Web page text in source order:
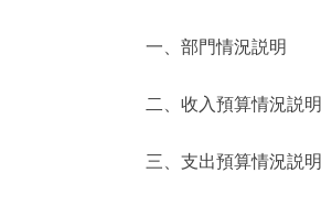
一、部門情況説明
二、收入預算情況説明
三、支出預算情況説明